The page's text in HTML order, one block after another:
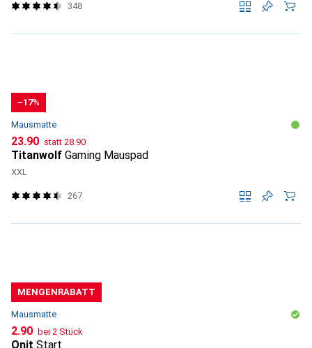
348
−17%
Mausmatte
CHF
23.90 statt CHF
28.90
Titanwolf Gaming Mauspad
XXL
267
MENGENRABATT
Mausmatte
CHF
2.90 bei 2 Stück
Onit Start